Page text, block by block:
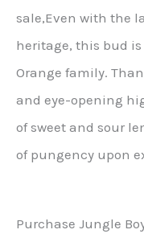
sale,Even with the
heritage, this bud
Orange family.
and eye-opening
of sweet and sour
of pungency upon
Purchase Jungle